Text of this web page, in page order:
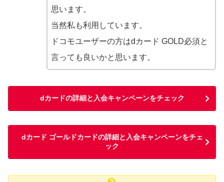
思います。
当然私も利用しています。
ドコモユーザーの方はdカード GOLD必須と
言っても良いかと思います。
dカードの詳細と入会キャンペーンをチェック
dカード ゴールドカードの詳細と入会キャンペーンをチェ
ック